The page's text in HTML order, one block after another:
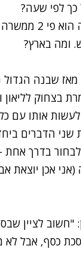
כך לפי שעה?
המחקר גילה שהיקף
במשרה מלאה מאז
בצחוק לליאון
אותו עם
שני הדברים
בדרך אחת -
אכן יוצאת
"חשוב לציין
כסף, אבל